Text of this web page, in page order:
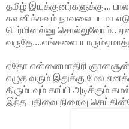
தமிழ் இயக்குனர்களுக்கு...
கவனிக்கவும் நாவலை படமா
டெர்மினல்னு சொல்லுவோம்..
வருதே....எங்களை யாரும்ஏமாத்த
ஏதோ என்னைமாதிரி
எழுத வரும் இதுக்கு மேல
திரும்பவும் காப்பி அடிக்கும்
இந்த பதிவை நிறைவு